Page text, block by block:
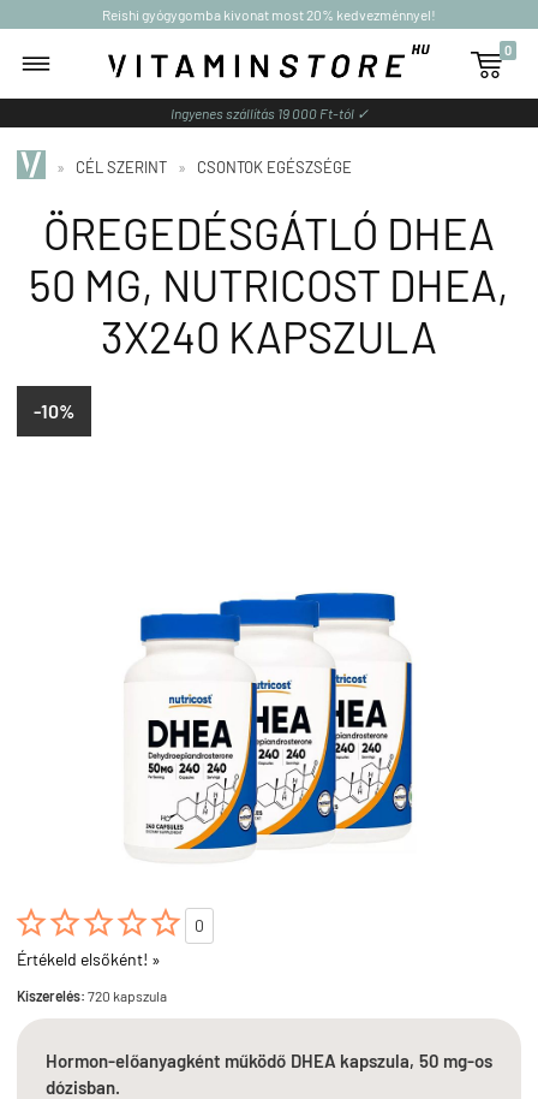
Reishi gyógygomba kivonat most 20% kedvezménnyel!

0
Ingyenes szállítás 19 000 Ft-tól ✓
» CÉL SZERINT » CSONTOK EGÉSZSÉGE
ÖREGEDÉSGÁTLÓ DHEA
50 MG, NUTRICOST DHEA,
3X240 KAPSZULA
-10%

0
Értékeld elsőként! »
Kiszerelés: 720 kapszula
Hormon-előanyagként működő DHEA kapszula, 50 mg-os
dózisban.